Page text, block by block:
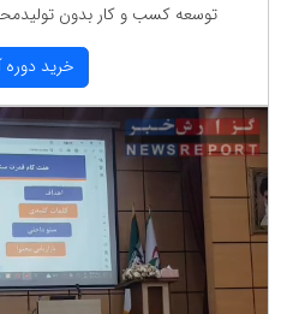
توسعه كسب و كار بدون
خرید